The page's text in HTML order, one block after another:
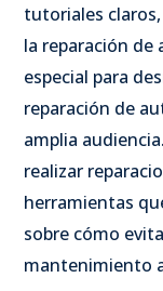
tutoriales
la reparación
especial para
reparación de
amplia
realizar
herramientas
sobre cómo
mantenimiento